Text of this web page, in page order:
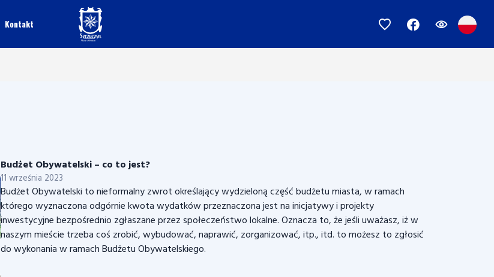
Kontakt
Budżet Obywatelski – co to jest?
11 września 2023
Budżet Obywatelski to nieformalny zwrot określający wydzieloną część budżetu miasta, w ramach
którego wyznaczona odgórnie kwota wydatków przeznaczona jest na inicjatywy i projekty
inwestycyjne bezpośrednio zgłaszane przez społeczeństwo lokalne. Oznacza to, że jeśli uważasz, iż w
naszym mieście trzeba coś zrobić, wybudować, naprawić, zorganizować, itp., itd. to możesz to zgłosić
do wykonania w ramach Budżetu Obywatelskiego.